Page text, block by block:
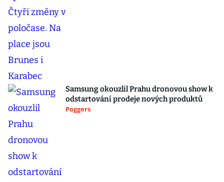
Samsung okouzlil Prahu dronovou show k
odstartování prodeje nových produktů
Poggers